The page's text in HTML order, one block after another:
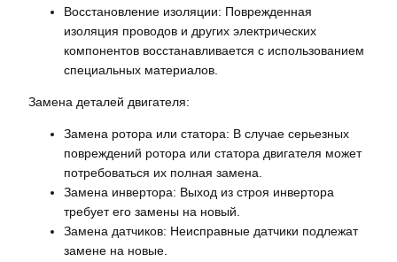
Восстановление изоляции: Поврежденная
изоляция проводов и других электрических
компонентов восстанавливается с использованием
специальных материалов.
Замена деталей двигателя:
Замена ротора или статора: В случае серьезных
повреждений ротора или статора двигателя может
потребоваться их полная замена.
Замена инвертора: Выход из строя инвертора
требует его замены на новый.
Замена датчиков: Неисправные датчики подлежат
замене на новые.